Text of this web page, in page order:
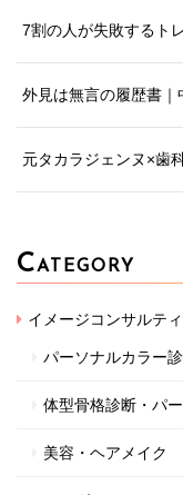
7割の人が失敗するト
外見は無言の履歴書
元タカラジェンヌ×歯
CATEGORY
イメージコンサルテ
パーソナルカラー
体型骨格診断・パ
美容・ヘアメイク